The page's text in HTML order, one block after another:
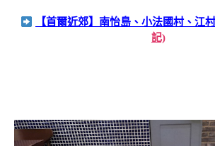
【首爾近郊】南怡島、小法國村、江
記)